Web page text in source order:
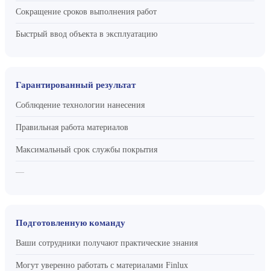
Сокращение сроков выполнения работ
Быстрый ввод объекта в эксплуатацию
Гарантированный результат
Соблюдение технологии нанесения
Правильная работа материалов
Максимальный срок службы покрытия
—
Подготовленную команду
Ваши сотрудники получают практические знания
Могут уверенно работать с материалами Finlux